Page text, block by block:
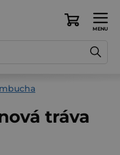
Nákupný
tráva